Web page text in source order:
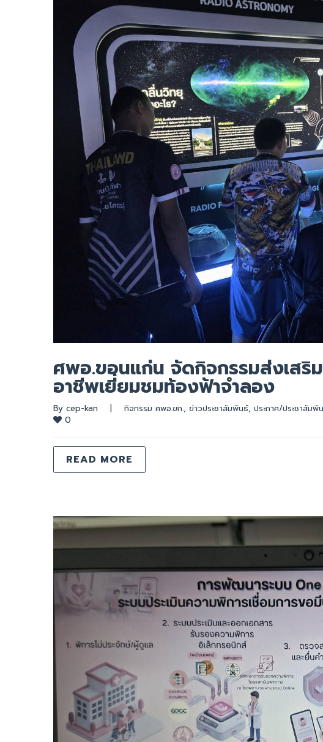
ศพอ.ขอนแก่น จัดกิจกรรมส่งเสริ
อาชีพเยี่ยมชมท้องฟ้าจำลอง
By cep-kan | กิจกรรม ศพอ.ขก., ข่าวประชาสัมพันธ์, ประกาศ/ประชาสัมพั
0
READ MORE